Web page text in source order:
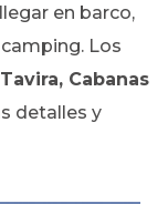
en barco,
Los
Tavira, Cabanas
detalles y